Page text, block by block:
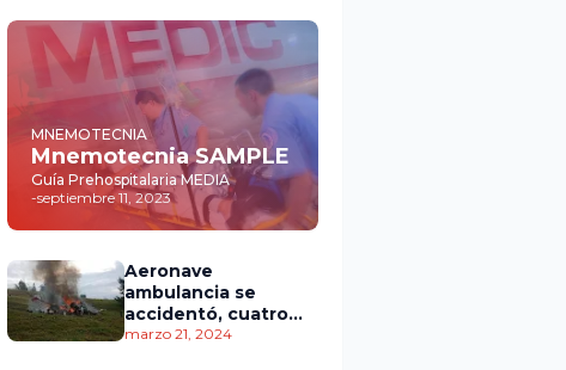
MNEMOTECNIA
Mnemotecnia SAMPLE
Guía Prehospitalaria MEDIA
-septiembre 11, 2023
Aeronave
ambulancia se
accidentó, cuatro
personas murieron
marzo 21, 2024